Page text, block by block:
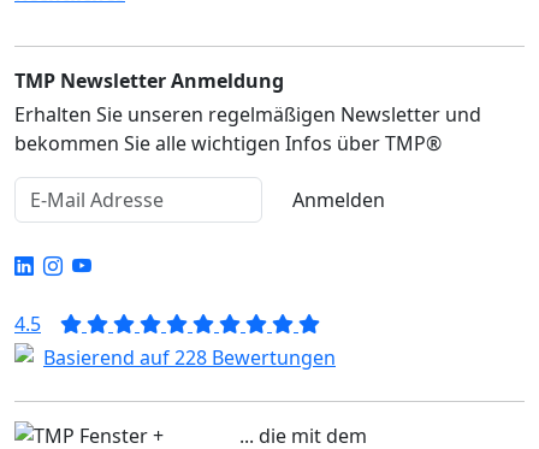
TMP Newsletter Anmeldung
Erhalten Sie unseren regelmäßigen Newsletter und
bekommen Sie alle wichtigen Infos über TMP®
Anmelden
4.5
Basierend auf 228 Bewertungen
... die mit dem